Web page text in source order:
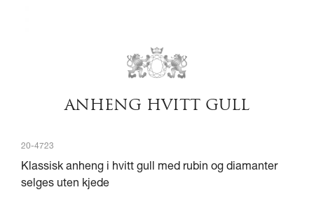
ANHENG HVITT GULL
20-4723
Klassisk anheng i hvitt gull med rubin og diamanter
selges uten kjede